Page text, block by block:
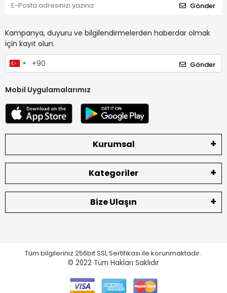
Gönder
Kampanya, duyuru ve bilgilendirmelerden haberdar olmak
için kayıt olun.
Gönder
Mobil Uygulamalarımız
Kurumsal
Kategoriler
Bize Ulaşın
Tüm bilgileriniz 256bit SSL Sertifikası ile korunmaktadır.
© 2022 Tüm Hakları Saklıdır